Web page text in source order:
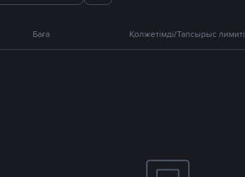
Баға Қолжетімді/Тапсырыс лимиті